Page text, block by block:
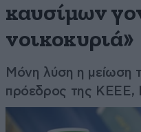
καυσίμων
νοικοκυριά»
Μόνη λύση η μείωση
πρόεδρος της ΚΕΕΕ,